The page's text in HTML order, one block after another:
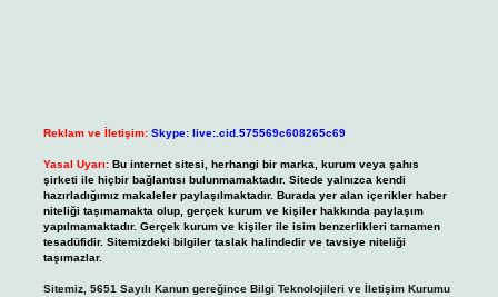
Reklam ve İletişim: Skype: live:.cid.575569c608265c69
Yasal Uyarı: Bu internet sitesi, herhangi bir marka, kurum veya şahıs
şirketi ile hiçbir bağlantısı bulunmamaktadır. Sitede yalnızca kendi
hazırladığımız makaleler paylaşılmaktadır. Burada yer alan içerikler haber
niteliği taşımamakta olup, gerçek kurum ve kişiler hakkında paylaşım
yapılmamaktadır. Gerçek kurum ve kişiler ile isim benzerlikleri tamamen
tesadüfidir. Sitemizdeki bilgiler taslak halindedir ve tavsiye niteliği
taşımazlar.
Sitemiz, 5651 Sayılı Kanun gereğince Bilgi Teknolojileri ve İletişim Kurumu